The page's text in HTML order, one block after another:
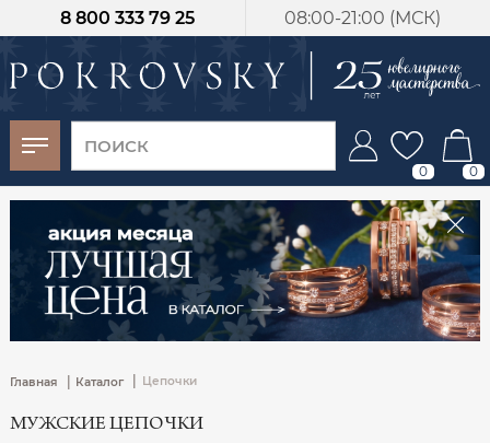
08:00-21:00 (МСК)
8 800 333 79 25
0 0
Главная | Каталог Цепочки
МУЖСКИЕ ЦЕПОЧКИ
-30%
от 15 дней с
момента оплаты